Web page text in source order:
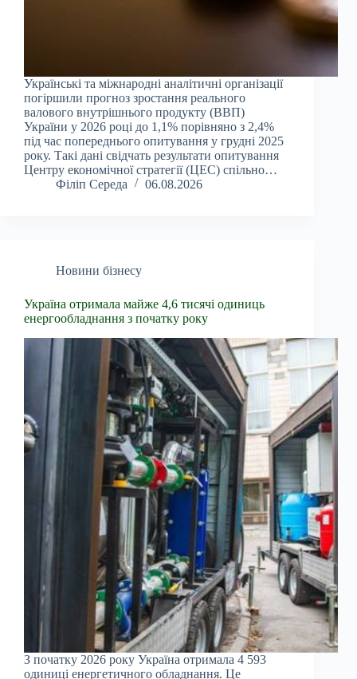
Українські та міжнародні аналітичні організації
погіршили прогноз зростання реального
валового внутрішнього продукту (ВВП)
України у 2026 році до 1,1% порівняно з 2,4%
під час попереднього опитування у грудні 2025
року. Такі дані свідчать результати опитування
Центру економічної стратегії (ЦЕС) спільно…
Філіп Середа
06.08.2026
Новини бізнесу
Україна отримала майже 4,6 тисячі одиниць
енергообладнання з початку року
З початку 2026 року Україна отримала 4 593
одиниці енергетичного обладнання. Це